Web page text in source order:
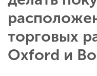
торговых
Oxford и